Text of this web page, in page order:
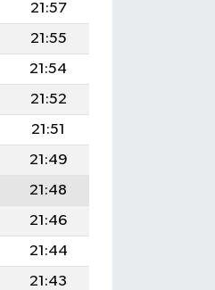
21:57
21:55
21:54
21:52
21:51
21:49
21:48
21:46
21:44
21:43